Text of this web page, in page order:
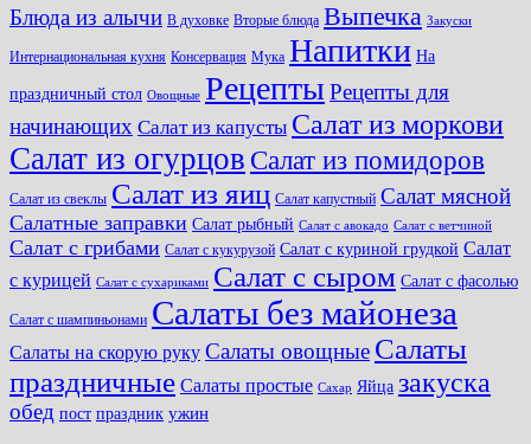
Блюда из алычи В духовке Вторые блюда Выпечка Закуски
Интернациональная кухня Консервация Мука Напитки На
праздничный стол Овощные Рецепты Рецепты для
начинающих Салат из капусты Салат из моркови
Салат из огурцов Салат из помидоров
Салат из свеклы Салат из яиц Салат капустный Салат мясной
Салатные заправки Салат рыбный Салат с авокадо Салат с ветчиной
Салат с грибами Салат с кукурузой Салат с куриной грудкой Салат
с курицей Салат с сухариками Салат с сыром Салат с фасолью
Салат с шампиньонами Салаты без майонеза
Салаты на скорую руку Салаты овощные Салаты
праздничные Салаты простые Сахар Яйца закуска
обед пост праздник ужин